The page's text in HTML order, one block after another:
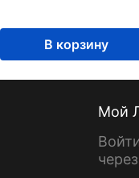
В корзину
Мой